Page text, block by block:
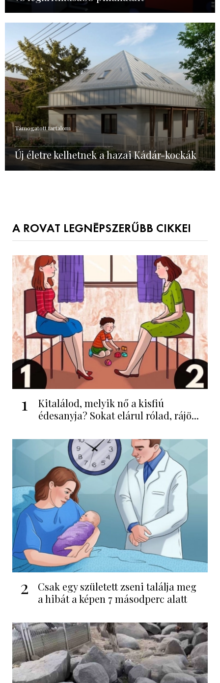
Támogatott tartalom
Új életre kelhetnek a hazai Kádár-kockák
A ROVAT LEGNÉPSZERŰBB CIKKEI
1
Kitalálod, melyik nő a kisfiú
édesanyja? Sokat elárul rólad, rájö...
2
Csak egy született zseni találja meg
a hibát a képen 7 másodperc alatt